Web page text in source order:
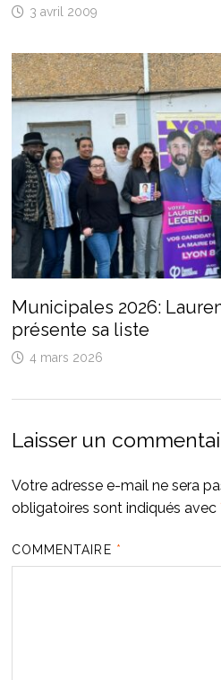
3 avril 2009
Municipales 2026:
présente sa liste
4 mars 2026
Laisser un
Votre adresse e-mail ne sera
obligatoires sont indiqués avec
COMMENTAIRE *